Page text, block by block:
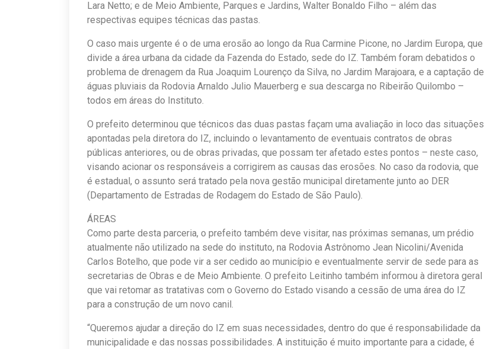
Lara Netto; e de Meio Ambiente, Parques e Jardins, Walter Bonaldo Filho – além das
respectivas equipes técnicas das pastas.
O caso mais urgente é o de uma erosão ao longo da Rua Carmine Picone, no Jardim Europa, que
divide a área urbana da cidade da Fazenda do Estado, sede do IZ. Também foram debatidos o
problema de drenagem da Rua Joaquim Lourenço da Silva, no Jardim Marajoara, e a captação de
águas pluviais da Rodovia Arnaldo Julio Mauerberg e sua descarga no Ribeirão Quilombo –
todos em áreas do Instituto.
O prefeito determinou que técnicos das duas pastas façam uma avaliação in loco das situações
apontadas pela diretora do IZ, incluindo o levantamento de eventuais contratos de obras
públicas anteriores, ou de obras privadas, que possam ter afetado estes pontos – neste caso,
visando acionar os responsáveis a corrigirem as causas das erosões. No caso da rodovia, que
é estadual, o assunto será tratado pela nova gestão municipal diretamente junto ao DER
(Departamento de Estradas de Rodagem do Estado de São Paulo).
ÁREAS
Como parte desta parceria, o prefeito também deve visitar, nas próximas semanas, um prédio
atualmente não utilizado na sede do instituto, na Rodovia Astrônomo Jean Nicolini/Avenida
Carlos Botelho, que pode vir a ser cedido ao município e eventualmente servir de sede para as
secretarias de Obras e de Meio Ambiente. O prefeito Leitinho também informou à diretora geral
que vai retomar as tratativas com o Governo do Estado visando a cessão de uma área do IZ
para a construção de um novo canil.
“Queremos ajudar a direção do IZ em suas necessidades, dentro do que é responsabilidade da
municipalidade e das nossas possibilidades. A instituição é muito importante para a cidade, é